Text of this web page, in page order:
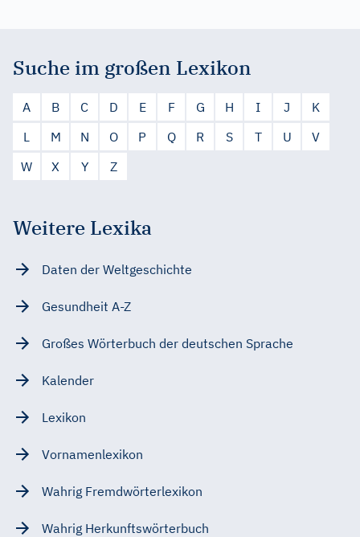
Suche im großen Lexikon
A B C D E F G H I J
K
L
M N O P Q R S T U
V
W
X Y Z
Weitere Lexika
Daten der Weltgeschichte
Gesundheit A-Z
Großes Wörterbuch der deutschen Sprache
Kalender
Lexikon
Vornamenlexikon
Wahrig Fremdwörterlexikon
Wahrig Herkunftswörterbuch